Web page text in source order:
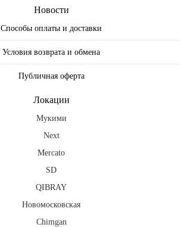
Новости
Способы оплаты и доставки
Условия возврата и обмена
Публичная оферта
Локации
Мукими
Next
Mercato
SD
QIBRAY
Новомосковская
Chimgan